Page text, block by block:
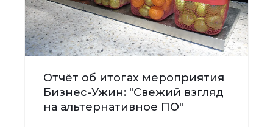
Отчёт об итогах мероприятия
Бизнес-Ужин: "Свежий взгляд
на альтернативное ПО"